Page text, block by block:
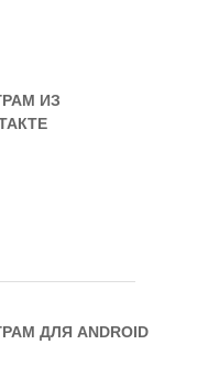
ИЗ
ДЛЯ ANDROID